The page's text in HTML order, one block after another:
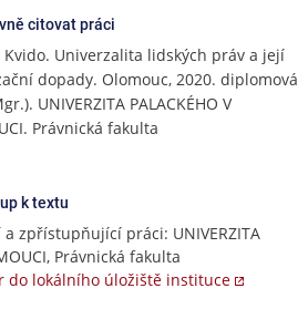
citovat práci
Kvido. Univerzalita lidských práv a její
dopady. Olomouc, 2020. diplomová
UNIVERZITA PALACKÉHO V
Právnická fakulta
k textu
zpřístupňující práci: UNIVERZITA
Právnická fakulta
do lokálního úložiště instituce